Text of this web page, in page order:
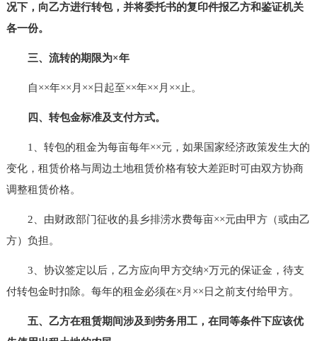
况下，向乙方进行转包，并将委托书的复印件报乙方和鉴证机关
各一份。
三、流转的期限为×年
自××年××月××日起至××年××月××止。
四、转包金标准及支付方式。
1、转包的租金为每亩每年××元，如果国家经济政策发生大的
变化，租赁价格与周边土地租赁价格有较大差距时可由双方协商
调整租赁价格。
2、由财政部门征收的县乡排涝水费每亩××元由甲方（或由乙
方）负担。
3、协议签定以后，乙方应向甲方交纳×万元的保证金，待支
付转包金时扣除。每年的租金必须在×月××日之前支付给甲方。
五、乙方在租赁期间涉及到劳务用工，在同等条件下应该优